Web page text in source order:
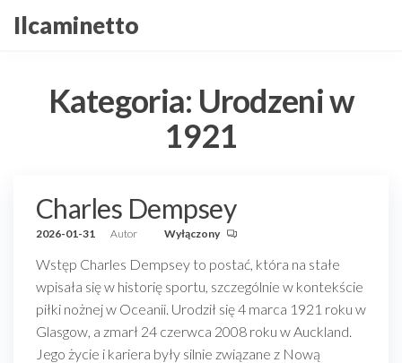
Przejdź
doIlcaminetto
Kategoria: Urodzeni w
1921
Charles Dempsey
2026-01-31 Autor Wyłączony
Wstęp Charles Dempsey to postać, która na stałe
wpisała się w historię sportu, szczególnie w kontekście
piłki nożnej w Oceanii. Urodził się 4 marca 1921 roku w
Glasgow, a zmarł 24 czerwca 2008 roku w Auckland.
Jego życie i kariera były silnie związane z Nową